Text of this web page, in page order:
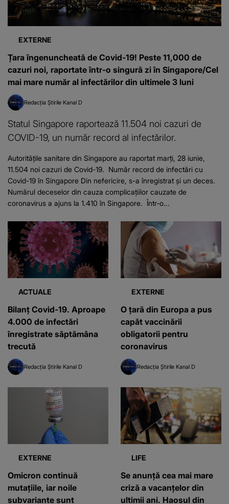
EXTERNE
Țara îngenuncheată de Covid-19! Peste 11,000 de
cazuri noi, raportate într-o singură zi în Singapore/Cel
mai mare număr al infectărilor din ultimele 3 luni
Redacția Știrile Kanal D
Statul Singapore raportează 11.504 noi cazuri de
COVID-19, un număr record al infectărilor.
Autoritățile sanitare din Singapore au raportat marți, 28 iunie,
11.504 noi cazuri de Covid-19. Număr record de infectări cu
Covid-19 în Singapore Din nefericire, s-a înregistrat și un deces.
Numărul deceselor din cauza complicațiilor cauzate de
coronavirus a ajuns la 1.410 în Singapore. Într-o...
ACTUALE
Bilanț Covid-19. Aproape
4.000 de infectări
înregistrate săptămâna
trecută
Redacția Știrile Kanal D
EXTERNE
O țară din Europa a pus
capăt vaccinării
obligatorii pentru
coronavirus
Redacția Știrile Kanal D
EXTERNE
Omicron continuă
mutațiile, iar noile
subvariante sunt
LIFE
Se anunţă cea mai mare
criză a vacanţelor din
ultimii ani. Haosul din